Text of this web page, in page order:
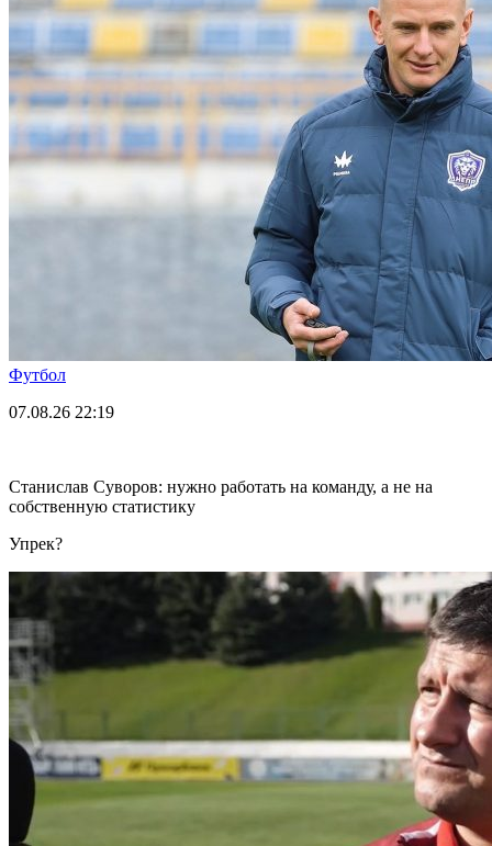
Футбол
07.08.26 22:19
Станислав Суворов: нужно работать на команду, а не на
собственную статистику
Упрек?